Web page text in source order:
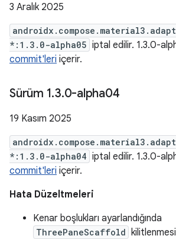
3 Aralık 2025
*:1.3.0-alpha05 iptal edilir. 1.3.0-
commit'leri içerir.
Sürüm 1.3.0-alpha04
19 Kasım 2025
*:1.3.0-alpha04 iptal edilir. 1.3.0-
commit'leri içerir.
Hata Düzeltmeleri
Kenar boşlukları ayarlandığında
ThreePaneScaffold